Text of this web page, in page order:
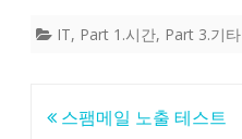
IT, Part 1.시간, Part 3.기타
글스팸메일 노출 테스트